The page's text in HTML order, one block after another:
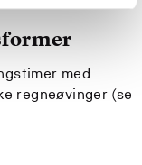
med
regneøvinger (se